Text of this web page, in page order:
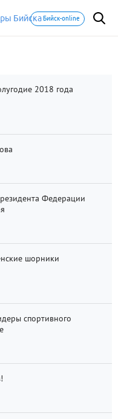
Бийск-online
2018 года
Федерации
шорники
спортивного